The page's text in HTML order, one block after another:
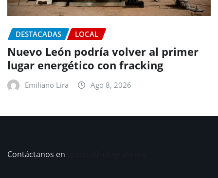
DESTACADAS LOCAL
Nuevo León podría volver al primer
lugar energético con fracking
Emiliano Lira Ago 8, 2026
Contáctanos en